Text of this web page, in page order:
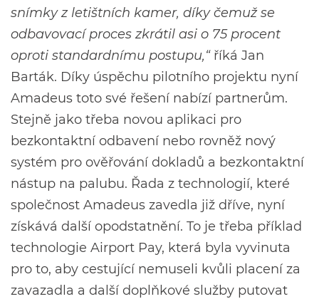
snímky z letištních kamer, díky čemuž se
odbavovací proces zkrátil asi o 75 procent
oproti standardnímu postupu,“říká Jan
Barták. Díky úspěchu pilotního projektu nyní
Amadeus toto své řešení nabízí partnerům.
Stejně jako třeba novou aplikaci pro
bezkontaktní odbavení nebo rovněž nový
systém pro ověřování dokladů a bezkontaktní
nástup na palubu. Řada z technologií, které
společnost Amadeus zavedla již dříve, nyní
získává další opodstatnění. To je třeba příklad
technologie Airport Pay, která byla vyvinuta
pro to, aby cestující nemuseli kvůli placení za
zavazadla a další doplňkové služby putovat